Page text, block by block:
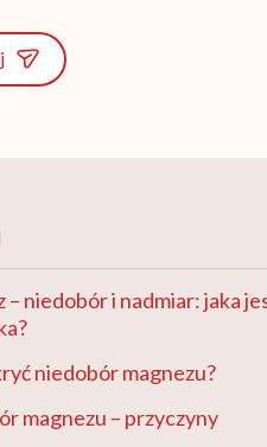
– niedobór i nadmiar: jaka
niedobór magnezu?
magnezu – przyczyny